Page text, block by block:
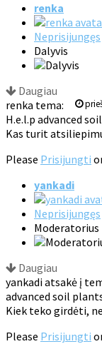
renka
Neprisijungęs
Dalyvis
Daugiau
renka tema:
H.e.l.p advanced
Kas turit
Please Prisijungti
yankadi
Neprisijungęs
Moderatorius
Daugiau
yankadi atsakė į
advanced soil
Kiek teko girdėti,
Please Prisijungti